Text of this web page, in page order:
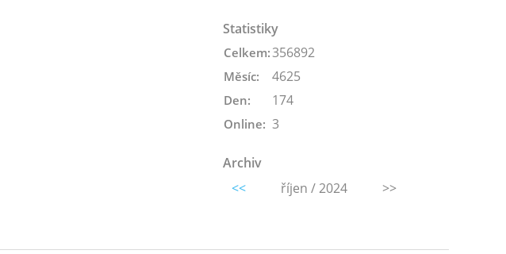
Statistiky
Online: 3
Celkem:356892
Měsíc: 4625
Den: 174
Archiv
<<
říjen / 2024 >>